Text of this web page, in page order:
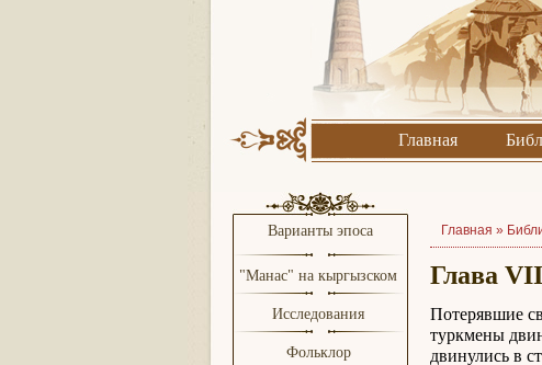
Главная
Варианты эпоса
"Манас" на кыргызском
Исследования
Фольклор
Главная »
Глава
Потерявшие
туркмены
двинулись в